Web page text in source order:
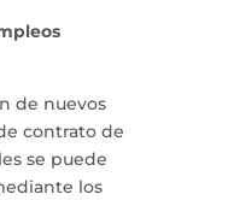
de nuevos
contrato de
se puede
los